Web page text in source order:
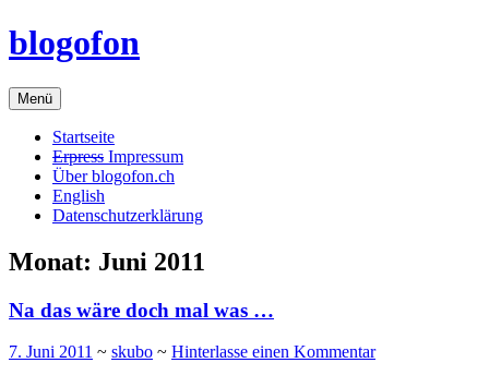
Zum
Inhalt
blogofon
Menü
Startseite
Erpress Impressum
Über blogofon.ch
English
Datenschutzerklärung
Monat: Juni 2011
Na das wäre doch mal was …
7. Juni 2011 ~ skubo ~ Hinterlasse einen Kommentar